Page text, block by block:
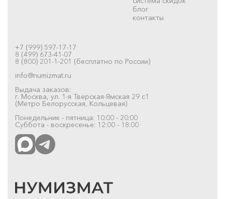
блог
контакты
+7 (999) 597-17-17
8 (499) 673-41-07
8 (800) 201-1-201 (бесплатно по России)
info@numizmat.ru
Выдача заказов:
г. Москва, ул. 1-я Тверская-Ямская 29 с1
(Метро Белорусская, Кольцевая)
Понедельник - пятница: 10:00 - 20:00
Суббота - воскресенье: 12:00 - 18:00